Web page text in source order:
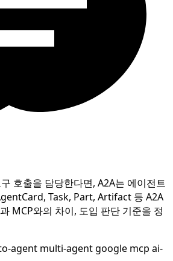
호출을 담당한다면, A2A는 에이전트
Task, Part, Artifact 등 A2A
MCP와의 차이, 도입 판단 기준을 정
agent multi-agentgoogle mcp ai-